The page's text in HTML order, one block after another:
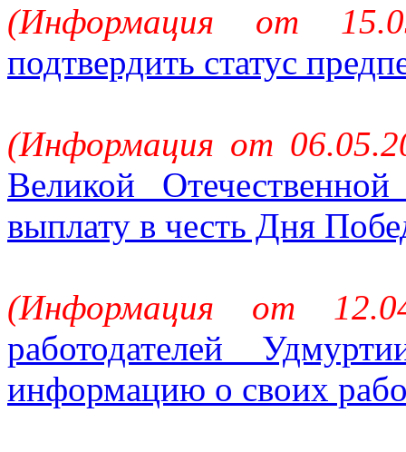
(Информация от
подтвердить статус
(Информация от
Великой
выплату в честь Дня
(Информация от
работодателей
информацию о своих